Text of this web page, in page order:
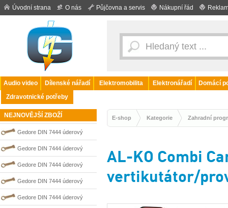
Úvodní strana O nás Půjčovna a servis Nákupní řád
Audio video Dílenské nářadí Elektromobilita Elektronářadí
Domácí
Zdravotnické potřeby
NEJNOVĚJŠÍ ZBOŽÍ
Gedore DIN 7444 úderový
nejiskřivý plochý (palcový) klíč
0100208S
Gedore DIN 7444 úderový
nejiskřivý plochý (palcový) klíč
0100204S
Gedore DIN 7444 úderový
nejiskřivý plochý (palcový) klíč
0100209S
Gedore DIN 7444 úderový
nejiskřivý plochý (palcový) klíč
Gedore DIN 7444 úderový
E-shop Kategorie Zahradní
AL-KO Combi
vertikutátor/